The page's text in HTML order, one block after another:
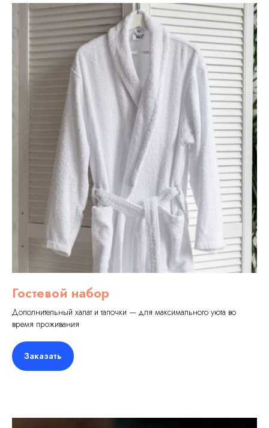
Гостевой набор
Дополнительный халат и тапочки — для максимального уюта во
время проживания
Заказать
Политика конфиденциальности
Лиссабон
Парк Горького
Пушкин
Программа лояльности